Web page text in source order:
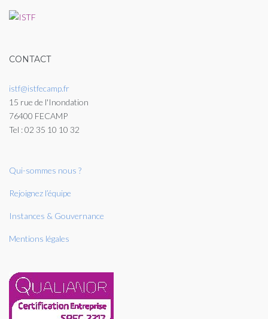
CONTACT
istf@istfecamp.fr
15 rue de l'Inondation
76400 FECAMP
Tel : 02 35 10 10 32
Qui-sommes nous ?
Rejoignez l’équipe
Instances & Gouvernance
Mentions légales